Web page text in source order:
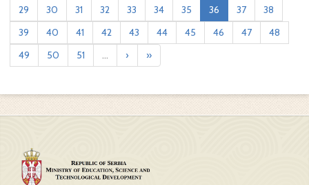
29
30 31 32 33 34 35 36 37
38
39
40 41 42 43 44 45 46 47
48
49
50 51 ... › »